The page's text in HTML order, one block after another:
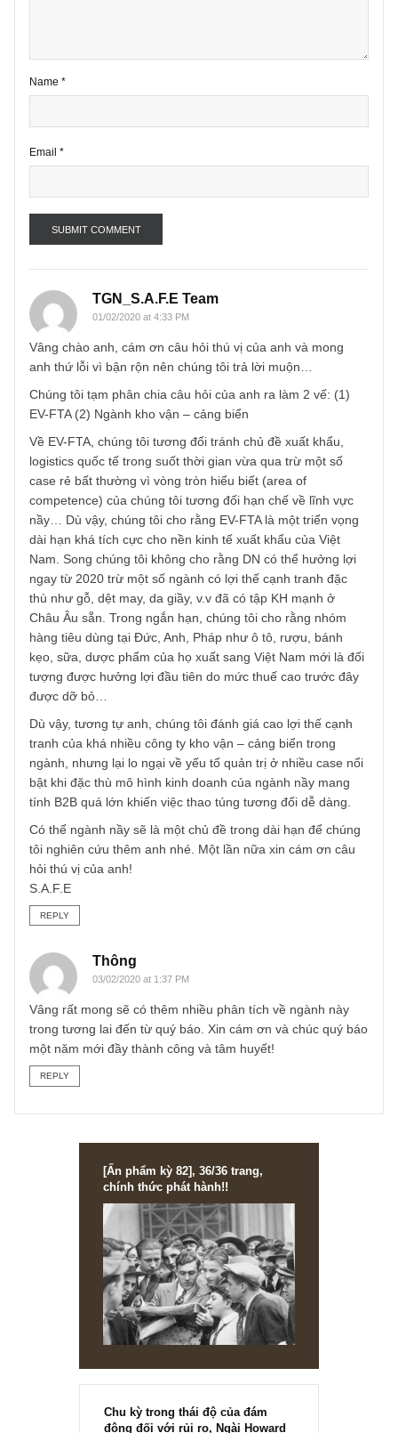
Email
TGN_S.A.F.E Team
01/02/2020 at 4:33 PM
Vâng chào anh, cám ơn câu hỏi thú vị của anh và mong
anh thứ lỗi vì bận rộn nên chúng tôi trả lời muộn…
Chúng tôi tạm phân chia câu hỏi của anh ra làm 2 vế: (1)
EV-FTA (2) Ngành kho vận – cảng biển
Về EV-FTA, chúng tôi tương đối tránh chủ đề xuất khẩu,
logistics quốc tế trong suốt thời gian vừa qua trừ một số
case rẻ bất thường vì vòng tròn hiểu biết (area of
competence) của chúng tôi tương đối hạn chế về lĩnh vực
nầy… Dù vậy, chúng tôi cho rằng EV-FTA là một triển
dài hạn khá tích cực cho nền kinh tế xuất khẩu của Việt
Nam. Song chúng tôi không cho rằng DN có thể hưởng lợi
ngay từ 2020 trừ một số ngành có lợi thế cạnh tranh đặc
Châu Âu sẵn. Trong ngắn hạn, chúng tôi cho rằng nhóm
hàng tiêu dùng tại Đức, Anh, Pháp như ô tô, rượu, bánh
kẹo, sữa, dược phẩm của họ xuất sang Việt Nam mới là
tượng được hưởng lợi đầu tiên do mức thuế cao trước
được dỡ bỏ…
Dù vậy, tương tự anh, chúng tôi đánh giá cao lợi thế cạnh
tranh của khá nhiều công ty kho vận – cảng biển trong
ngành, nhưng lại lo ngại về yếu tố quản trị ở nhiều case
bật khi đặc thù mô hình kinh doanh của ngành nầy mang
tính B2B quá lớn khiến việc thao túng tương đối dễ dàng.
Có thể ngành nầy sẽ là một chủ đề trong dài hạn để
hỏi thú vị của anh!
Thông
03/02/2020 at 1:37 PM
Vâng rất mong sẽ có thêm nhiều phân tích về ngành này
trong tương lai đến từ quý báo. Xin cám ơn và chúc quý
một năm mới đầy thành công và tâm huyết!